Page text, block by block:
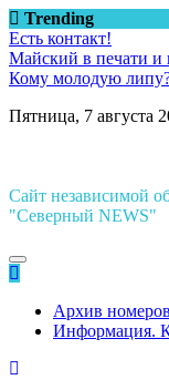
Перейти
к
содержимому
Trending
Есть контакт!
Майский в печати и
Кому молодую
Пятница, 7 августа
Сайт независимой
"Северный NEWS"
Архив номеров
Информация.